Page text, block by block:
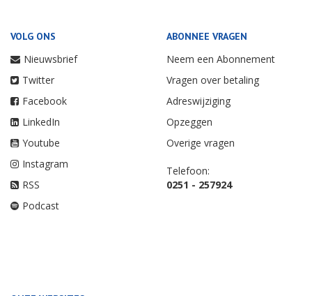
VOLG ONS
Nieuwsbrief
Twitter
Facebook
LinkedIn
Youtube
Instagram
RSS
Podcast
ABONNEE VRAGEN
Neem een Abonnement
Vragen over betaling
Adreswijziging
Opzeggen
Overige vragen
Telefoon:
0251 - 257924